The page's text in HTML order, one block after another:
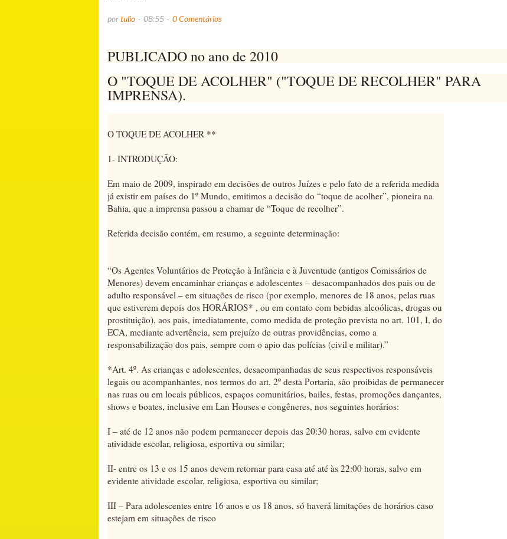
portulio 08:55 0 Comentários
PUBLICADO no ano de 2010
O "TOQUE DE ACOLHER" ("TOQUE DE RECOLHER" PARA
IMPRENSA).
O TOQUE DE ACOLHER **
1- INTRODUÇÃO:
Em maio de 2009, inspirado em decisões de outros Juízes e pelo fato de a referida medida
já existir em países do 1º Mundo, emitimos a decisão do “toque de acolher”, pioneira na
Bahia, que a imprensa passou a chamar de “Toque de recolher”.
Referida decisão contém, em resumo, a seguinte determinação:
“Os Agentes Voluntários de Proteção à Infância e à Juventude (antigos Comissários de
Menores) devem encaminhar crianças e adolescentes – desacompanhados dos pais ou de
adulto responsável – em situações de risco (por exemplo, menores de 18 anos, pelas ruas
que estiverem depois dos HORÁRIOS* , ou em contato com bebidas alcoólicas, drogas ou
prostituição), aos pais, imediatamente, como medida de proteção prevista no art. 101, I, do
ECA, mediante advertência, sem prejuízo de outras providências, como a
responsabilização dos pais, sempre com o apio das polícias (civil e militar).”
*Art. 4º. As crianças e adolescentes, desacompanhadas de seus respectivos responsáveis
legais ou acompanhantes, nos termos do art. 2º desta Portaria, são proibidas de permanecer
nas ruas ou em locais públicos, espaços comunitários, bailes, festas, promoções dançantes,
shows e boates, inclusive em Lan Houses e congêneres, nos seguintes horários:
I – até de 12 anos não podem permanecer depois das 20:30 horas, salvo em evidente
atividade escolar, religiosa, esportiva ou similar;
II- entre os 13 e os 15 anos devem retornar para casa até até às 22:00 horas, salvo em
evidente atividade escolar, religiosa, esportiva ou similar;
III – Para adolescentes entre 16 anos e os 18 anos, só haverá limitações de horários caso
estejam em situações de risco